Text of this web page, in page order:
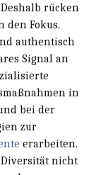
rücken
den Fokus.
authentisch
Signal an
in
bei der
zur
erarbeiten.
nicht